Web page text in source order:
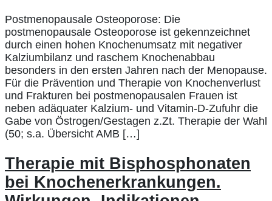
Postmenopausale Osteoporose: Die
postmenopausale Osteoporose ist gekennzeichnet
durch einen hohen Knochenumsatz mit negativer
Kalziumbilanz und raschem Knochenabbau
besonders in den ersten Jahren nach der Menopause.
Für die Prävention und Therapie von Knochenverlust
und Frakturen bei postmenopausalen Frauen ist
neben adäquater Kalzium- und Vitamin-D-Zufuhr die
Gabe von Östrogen/Gestagen z.Zt. Therapie der Wahl
(50; s.a. Übersicht AMB […]
Therapie mit Bisphosphonaten
bei Knochenerkrankungen.